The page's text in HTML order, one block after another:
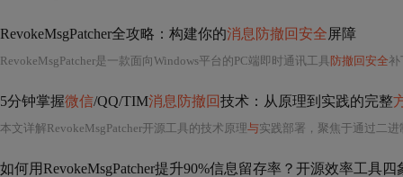
RevokeMsgPatcher全攻略：构建你的消息防撤回安全屏障
RevokeMsgPatcher是一款面向Windows平台的PC端即时通讯工具 防撤回安全补
5分钟掌握微信/QQ/TIM消息防撤回技术：从原理到实践的完整
本文详解RevokeMsgPatcher开源工具的技术原理与实践部署，聚焦于通过二进制级修改
如何用RevokeMsgPatcher提升90%信息留存率？开源效率工具